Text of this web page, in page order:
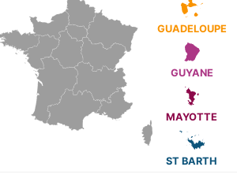
GUADELOUPE
GUYANE
MAYOTTE
ST BARTH